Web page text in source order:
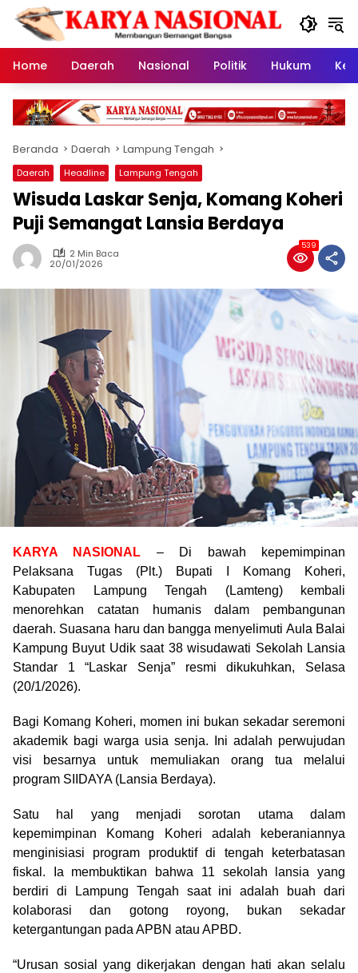
Langsung
konten
Home
Daerah Nasional Politik Hukum
Beranda Daerah Lampung Tengah
Daerah Headline Lampung Tengah
Wisuda Laskar Senja, Komang Koheri
Puji Semangat Lansia Berdaya
2 Min Baca
20/01/2026
539
KARYA NASIONAL – Di bawah kepemimpinan
Pelaksana Tugas (Plt.) Bupati I Komang Koheri,
Kabupaten Lampung Tengah (Lamteng) kembali
menorehkan catatan humanis dalam pembangunan
daerah. Suasana haru dan bangga menyelimuti Aula Balai
Kampung Buyut Udik saat 38 wisudawati Sekolah Lansia
Standar 1 “Laskar Senja” resmi dikukuhkan, Selasa
(20/1/2026).
Bagi Komang Koheri, momen ini bukan sekadar seremoni
akademik bagi warga usia senja. Ini adalah perwujudan
visi besarnya untuk memuliakan orang tua melalui
program SIIDAYA (Lansia Berdaya).
Satu hal yang menjadi sorotan utama dalam
kepemimpinan Komang Koheri adalah keberaniannya
menginisiasi program produktif di tengah keterbatasan
fiskal. Ia membuktikan bahwa 11 sekolah lansia yang
berdiri di Lampung Tengah saat ini adalah buah dari
kolaborasi dan gotong royong, bukan sekadar
ketergantungan pada APBN atau APBD.
“Urusan sosial yang dikerjakan dengan hati akan selalu